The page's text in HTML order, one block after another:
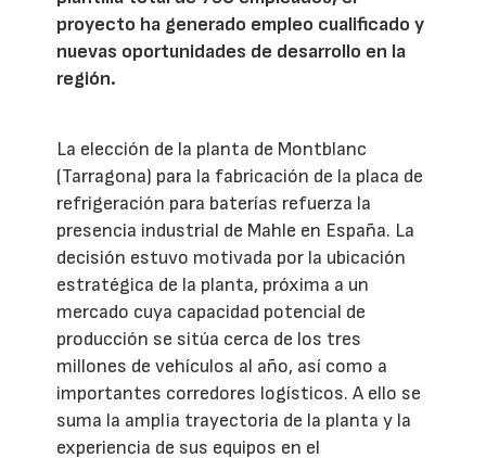
proyecto ha generado empleo cualificado y
nuevas oportunidades de desarrollo en la
región.
La elección de la planta de Montblanc
(Tarragona) para la fabricación de la placa de
refrigeración para baterías refuerza la
presencia industrial de Mahle en España. La
decisión estuvo motivada por la ubicación
estratégica de la planta, próxima a un
mercado cuya capacidad potencial de
producción se sitúa cerca de los tres
millones de vehículos al año, así como a
importantes corredores logísticos. A ello se
suma la amplia trayectoria de la planta y la
experiencia de sus equipos en el